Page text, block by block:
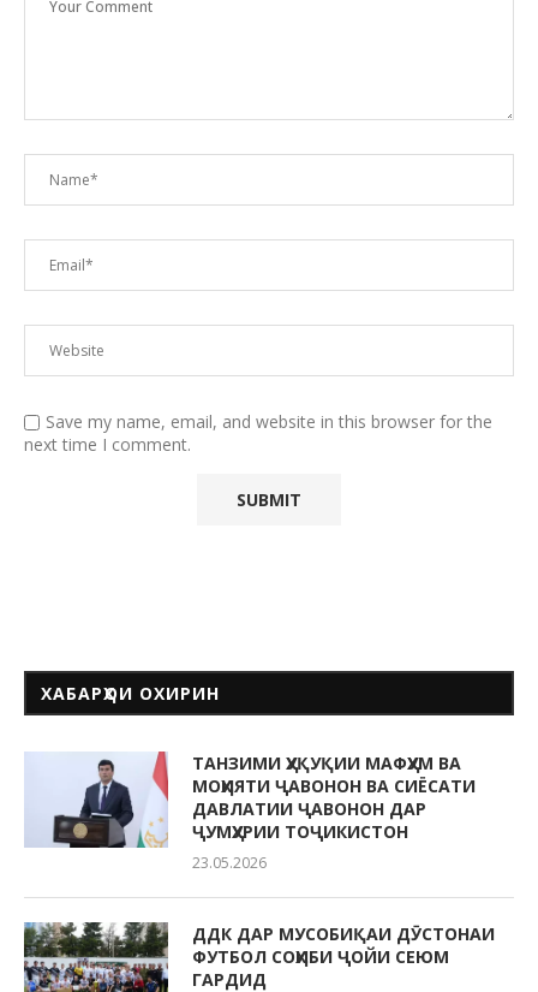
Save my name, email, and website in this browser for the
next time I comment.
ХАБАРҲОИ ОХИРИН
ТАНЗИМИ ҲУҚУҚИИ МАФҲУМ ВА
МОҲИЯТИ ҶАВОНОН ВА СИЁСАТИ
ДАВЛАТИИ ҶАВОНОН ДАР
ҶУМҲУРИИ ТОҶИКИСТОН
23.05.2026
ДДК ДАР МУСОБИҚАИ ДӮСТОНАИ
ФУТБОЛ СОҲИБИ ҶОЙИ СЕЮМ
ГАРДИД